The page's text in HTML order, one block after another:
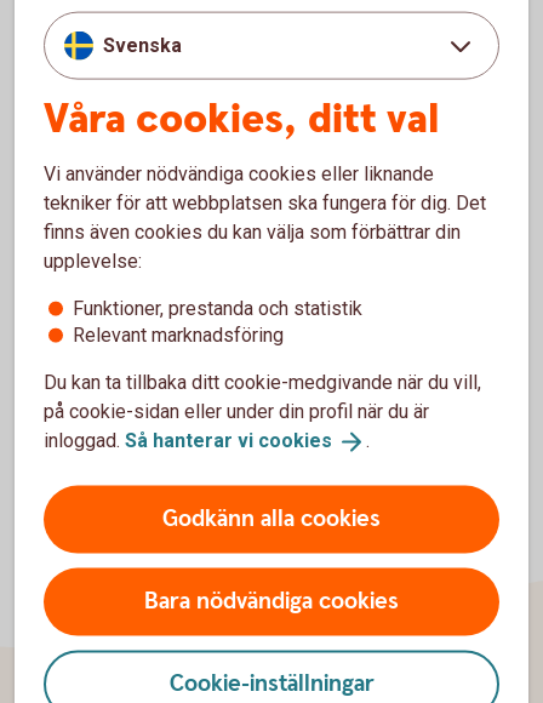
tablet or computer and go to
online.swedbank.
Mobile BankID. Next, click the Log in button.
device and enter the code you selected when
ordering Mobile BankID.
You are now logged in. The Start page gives you a
account, the latest transactions and current e-
invoices.
Svenska
Våra cookies, ditt val
Vi använder nödvändiga cookies eller liknande
tekniker för att webbplatsen ska fungera för dig. Det
finns även cookies du kan välja som förbättrar din
upplevelse:
Funktioner, prestanda och statistik
Relevant marknadsföring
Du kan ta tillbaka ditt cookie-medgivande när du vill,
på cookie-sidan eller under din profil när du är
inloggad. Så hanterar vi cookies .
Godkänn alla cookies
Bara nödvändiga cookies
Cookie-inställningar